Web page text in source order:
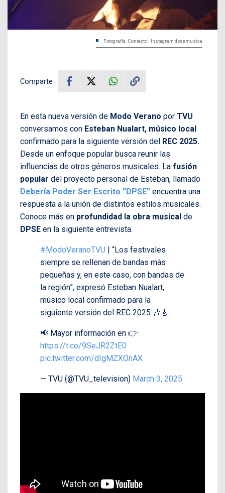
Fotografía: Contexto | Instagram dpsemusica
Comparte
En esta nueva versión de Modo Verano por TVU
conversamos con Esteban Nualart, músico local
confirmado para la siguiente versión del REC 2025.
Desde un enfoque popular busca reunir las
influencias de otros géneros musicales. La fusión
popular del proyecto personal de Esteban, llamado
Debería Poder Ser Escrito “DPSE” encuentra una
respuesta a la unión de distintos estilos musicales.
Conoce más en profundidad la obra musical de
DPSE en la siguiente entrevista.
#ModoVeranoTVU | “Los festivales
siempre se rellenan de bandas más
pequeñas y, en este caso, con bandas de
la región”, expresó Esteban Nualart,
músico local confirmado para la
siguiente versión del REC 2025 🎶🎸.
📢 Mayor información en 👉
https://t.co/9SeJR2ZtE0
pic.twitter.com/dIgMZXOnAX
— TVU (@TVU_television) March 3, 2025